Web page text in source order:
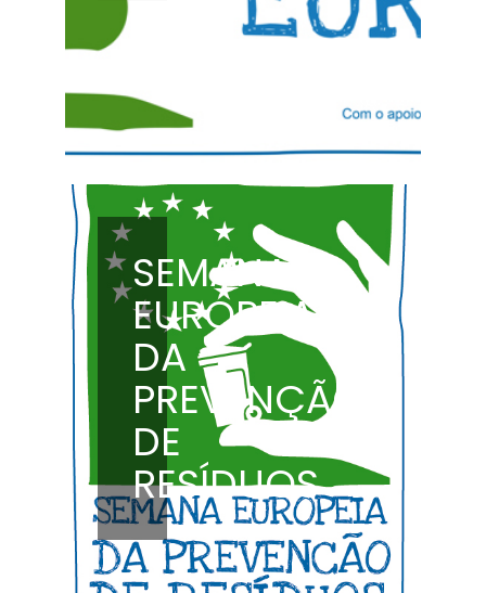
SEMANA
EUROPEIA
DA
PREVENÇÃO
DE
RESÍDUOS